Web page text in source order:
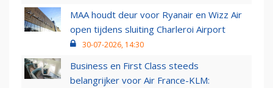
MAA houdt deur voor Ryanair en Wizz Air
open tijdens sluiting Charleroi Airport
30-07-2026, 14:30
Business en First Class steeds
belangrijker voor Air France-KLM: